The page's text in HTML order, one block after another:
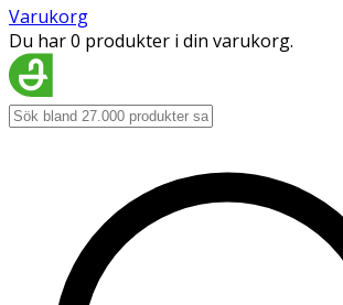
Varukorg
Du har 0 produkter i din varukorg.